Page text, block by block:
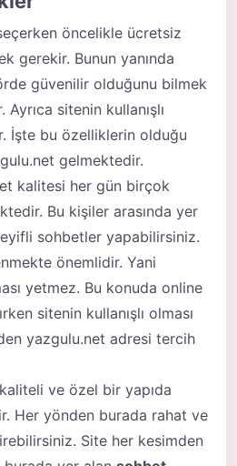
öncelikle ücretsiz
gerekir. Bunun yanında
güvenilir olduğunu bilmek
sitenin kullanışlı
İşte bu özelliklerin olduğu
gelmektedir.
kalitesi her gün birçok
Bu kişiler arasında yer
sohbetler yapabilirsiniz.
önemlidir. Yani
yetmez. Bu konuda online
sitenin kullanışlı olması
yazgulu.net adresi tercih
ve özel bir yapıda
Her yönden burada rahat ve
Site her kesimden